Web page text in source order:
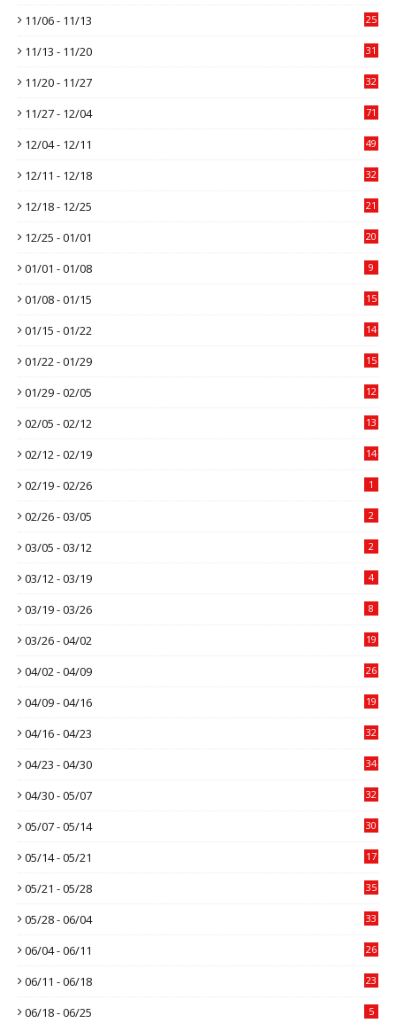
11/06 - 11/13 25
11/13 - 11/20 31
11/20 - 11/27 32
11/27 - 12/04 71
12/04 - 12/11 49
12/11 - 12/18 32
12/18 - 12/25 21
12/25 - 01/01 20
01/01 - 01/08 9
01/08 - 01/15 15
01/15 - 01/22 14
01/22 - 01/29 15
01/29 - 02/05 12
02/05 - 02/12 13
02/12 - 02/19 14
02/19 - 02/26 1
02/26 - 03/05 2
03/05 - 03/12 2
03/12 - 03/19 4
03/19 - 03/26 8
03/26 - 04/02 19
04/02 - 04/09 26
04/09 - 04/16 19
04/16 - 04/23 32
04/23 - 04/30 34
04/30 - 05/07 32
05/07 - 05/14 30
05/14 - 05/21 17
05/21 - 05/28 35
05/28 - 06/04 33
06/04 - 06/11 26
06/11 - 06/18 23
06/18 - 06/25 5